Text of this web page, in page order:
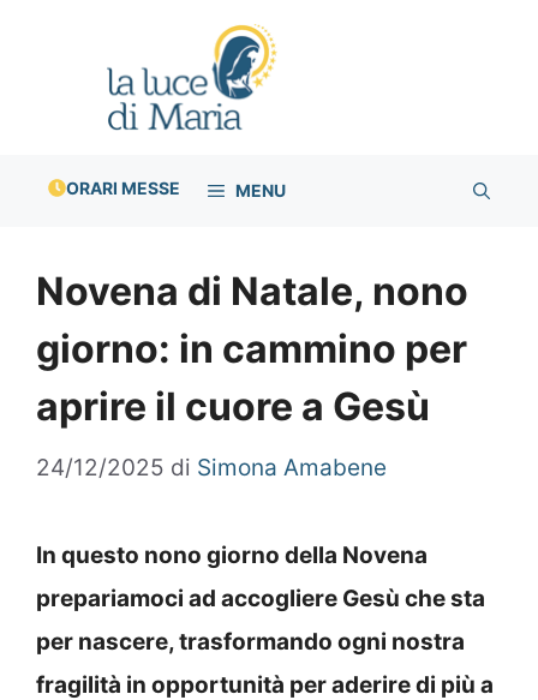
ORARI MESSE MENU
Novena di Natale, nono
giorno: in cammino per
aprire il cuore a Gesù
24/12/2025 di Simona Amabene
In questo nono giorno della Novena
prepariamoci ad accogliere Gesù che sta
per nascere, trasformando ogni nostra
fragilità in opportunità per aderire di più a